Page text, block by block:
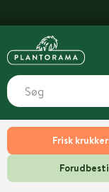
Frisk